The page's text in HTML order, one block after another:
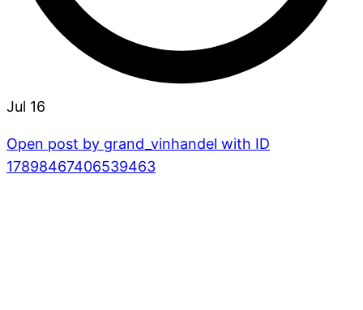
Jul 16
Open post by grand_vinhandel with ID
17898467406539463